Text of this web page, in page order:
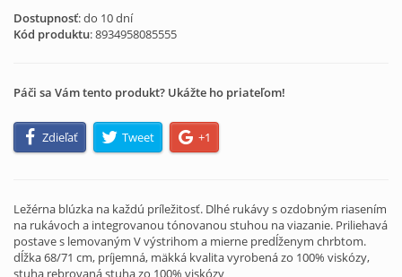
Dostupnosť: do 10 dní
Kód produktu:8934958085555
Páči sa Vám tento produkt? Ukážte ho priateľom!
Zdieľať Tweet +1
Ležérna blúzka na každú príležitosť. Dlhé rukávy s ozdobným riasením
na rukávoch a integrovanou tónovanou stuhou na viazanie. Priliehavá
postave s lemovaným V výstrihom a mierne predĺženym chrbtom.
dĺžka 68/71 cm, príjemná, mäkká kvalita vyrobená zo 100% viskózy,
stuha rebrovaná stuha zo 100% viskózy